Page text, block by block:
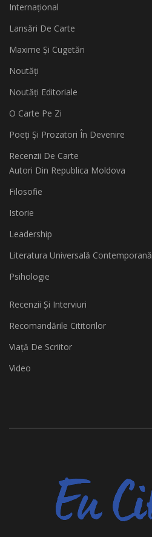
Internațional
Lansări De Carte
Maxime Și Cugetări
Noutăți
Noutăți Editoriale
O Carte Pe Zi
Poeți Și Prozatori În Devenire
Recenzii De Carte
Autori Din Republica Moldova
Filosofie
Istorie
Leadership
Literatura Universală Contemporană
Psihologie
Recenzii Și Interviuri
Recomandările Cititorilor
Viață De Scriitor
Video